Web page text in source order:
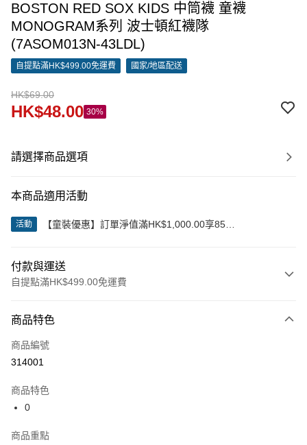
BOSTON RED SOX KIDS 中筒襪 童襪
MONOGRAM系列 波士頓紅襪隊
(7ASOM013N-43LDL)
自提點滿HK$499.00免運費 國家/地區配送
HK$69.00
HK$48.00 30%
請選擇商品選項
本商品適用活動
活動
【童裝優惠】訂單淨值滿HK$1,000.00享85
付款與運送
自提點滿HK$499.00免運費
信用卡
Apple Pay
AlipayHK
WeChat Pay
商品特色
商品編號
314001
商品特色
0
商品重點